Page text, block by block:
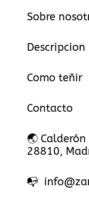
Sobre
Como teñir
Contacto
🌏
28810,
📭